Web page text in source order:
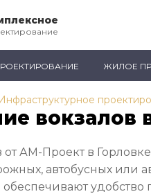
ЖИЛОЕ
Инфраструктурное
вокзалов
АМ-Проект в
автобусных или
удобство